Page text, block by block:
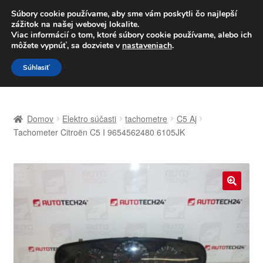
DOPRAVA od 6 EUR
Po–Pi 09:00–16:00 233 221 276
Preskočiť
na
navigáciu
Preskočiť
na
obsah
Celosvetová preprava
Môj účet
Domov Elektro súčasti tachometre
C5 Aj
Tachometer Citroën C5 I 9654562480 6105JK
🔍
Súbory cookie používame, aby sme vám poskytli čo najlepší
zážitok na našej webovej lokalite.
Viac informácií o tom, ktoré súbory cookie používame, alebo ich
môžete vypnúť, sa dozviete v nastaveniach.
Súhlasiť